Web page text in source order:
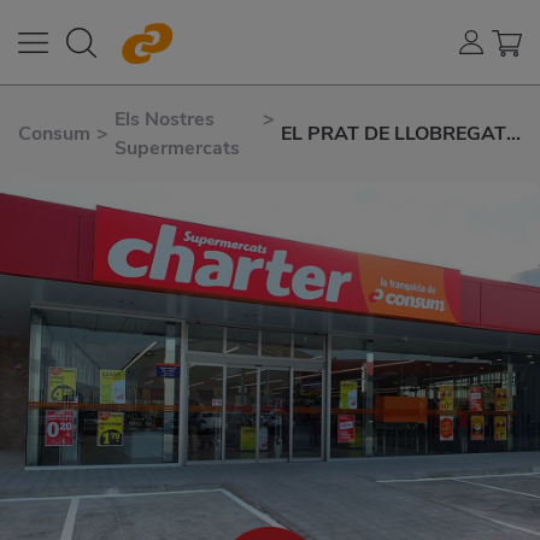
Consum >
Els Nostres
Supermercats
>
EL PRAT DE LLOBREGAT